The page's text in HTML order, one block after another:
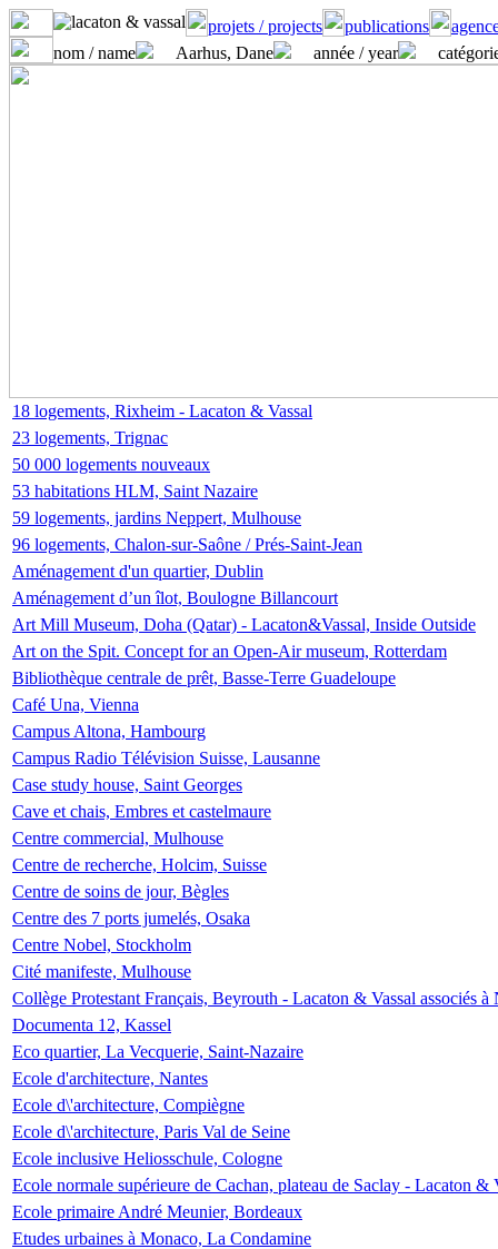
projets / projects publications
nom / name
Aarhus, Dane année / year
18 logements, Rixheim - Lacaton & Vassal
23 logements, Trignac
50 000 logements nouveaux
53 habitations HLM, Saint Nazaire
59 logements, jardins Neppert, Mulhouse
96 logements, Chalon-sur-Saône / Prés-Saint-Jean
Aménagement d'un quartier, Dublin
Aménagement d’un îlot, Boulogne Billancourt
Art Mill Museum, Doha (Qatar) - Lacaton&Vassal, Inside Outside
Art on the Spit. Concept for an Open-Air museum, Rotterdam
Bibliothèque centrale de prêt, Basse-Terre Guadeloupe
Café Una, Vienna
Campus Altona, Hambourg
Campus Radio Télévision Suisse, Lausanne
Case study house, Saint Georges
Cave et chais, Embres et castelmaure
Centre commercial, Mulhouse
Centre de recherche, Holcim, Suisse
Centre de soins de jour, Bègles
Centre des 7 ports jumelés, Osaka
Centre Nobel, Stockholm
Cité manifeste, Mulhouse
Collège Protestant Français, Beyrouth - Lacaton & Vassal associés
Documenta 12, Kassel
Eco quartier, La Vecquerie, Saint-Nazaire
Ecole d'architecture, Nantes
Ecole d\'architecture, Compiègne
Ecole d\'architecture, Paris Val de Seine
Ecole inclusive Heliosschule, Cologne
Ecole normale supérieure de Cachan, plateau de Saclay - Lacaton &
Ecole primaire André Meunier, Bordeaux
Etudes urbaines à Monaco, La Condamine